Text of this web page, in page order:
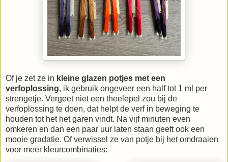
Of je zet ze in kleine glazen potjes met een
verfoplossing, ik gebruik ongeveer een half tot 1 ml per
strengetje. Vergeet niet een theelepel zou bij de
verfoplossing te doen, dat helpt de verf in beweging te
houden tot het het garen vindt. Na vijf minuten even
omkeren en dan een paar uur laten staan geeft ook een
mooie gradatie. Of verwissel ze van potje bij het omdraaien
voor meer kleurcombinaties: